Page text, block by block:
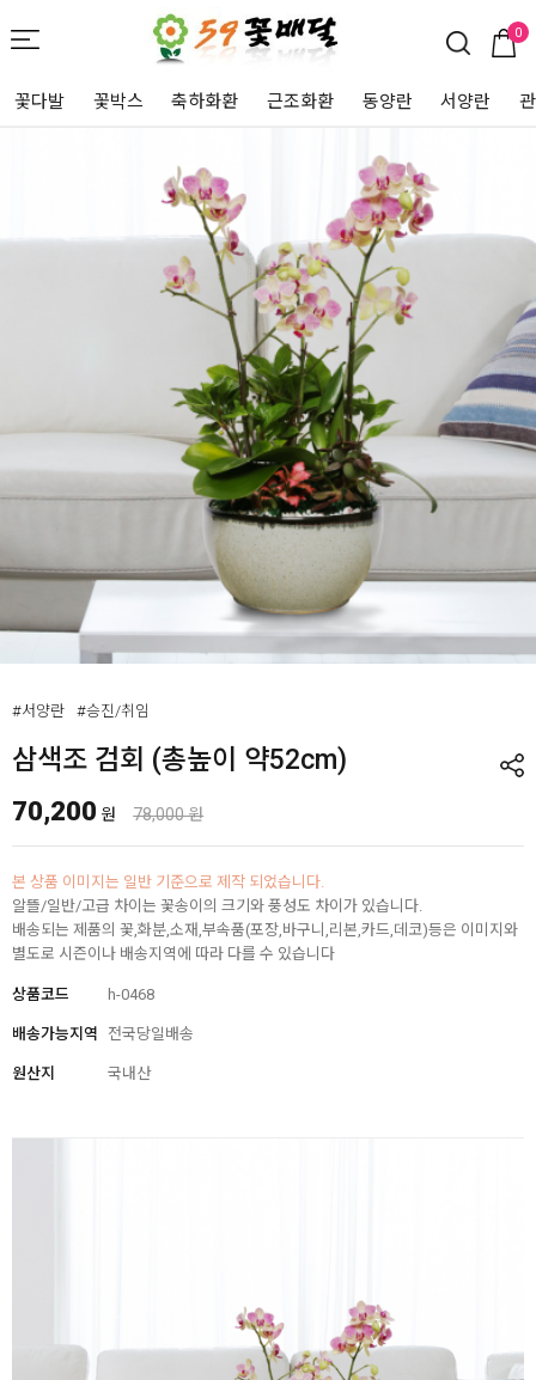
0
꽃다발 꽃박스 축하화환 근조화환 동양란 서양란
#서양란 #승진/취임
삼색조 검회 (총높이 약52cm)
70,200 원 78,000 원
본 상품 이미지는 일반 기준으로 제작 되었습니다.
알뜰/일반/고급 차이는 꽃송이의 크기와 풍성도 차이가 있습니다.
배송되는 제품의 꽃,화분,소재,부속품(포장,바구니,리본,카드,데코)등은 이미지와
별도로 시즌이나 배송지역에 따라 다를 수 있습니다
상품코드 h-0468
배송가능지역 전국당일배송
원산지 국내산